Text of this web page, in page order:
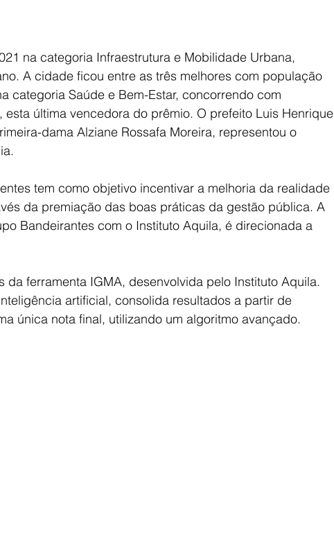
na categoria Infraestrutura e Mobilidade Urbana,
A cidade ficou entre as três melhores com população
categoria Saúde e Bem-Estar, concorrendo com
esta última vencedora do prêmio. O prefeito Luis Henrique
dama Alziane Rossafa Moreira, representou o
tem como objetivo incentivar a melhoria da realidade
da premiação das boas práticas da gestão pública. A
Bandeirantes com o Instituto Aquila, é direcionada a
da ferramenta IGMA, desenvolvida pelo Instituto Aquila.
artificial, consolida resultados a partir de
única nota final, utilizando um algoritmo avançado.